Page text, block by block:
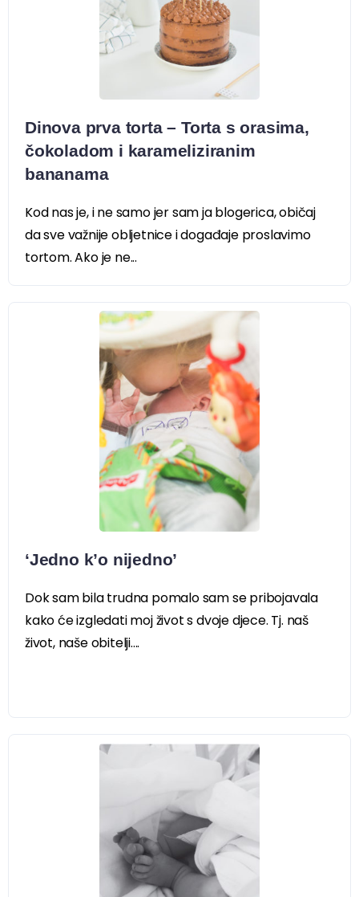
Dinova prva torta – Torta s orasima,
čokoladom i karameliziranim
bananama
Kod nas je, i ne samo jer sam ja blogerica, običaj
da sve važnije obljetnice i događaje proslavimo
tortom. Ako je ne...
‘Jedno k’o nijedno’
Dok sam bila trudna pomalo sam se pribojavala
kako će izgledati moj život s dvoje djece. Tj. naš
život, naše obitelji....